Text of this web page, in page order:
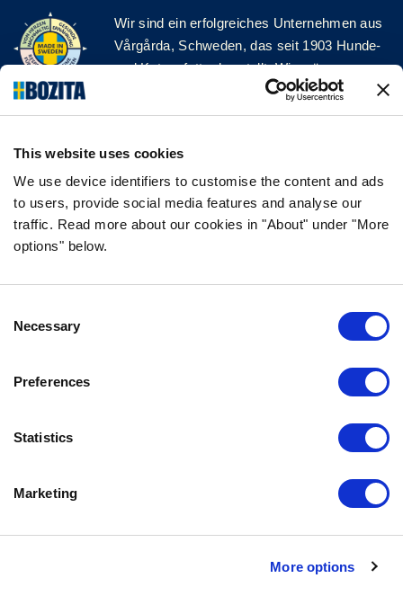
This website uses cookies
We use device identifiers to customise the content and ads
to users, provide social media features and analyse our
traffic. Read more about our cookies in "About" under "More
options" below.
Selection
Necessary
Preferences
Statistics
Marketing
More options
Wir sind ein erfolgreiches Unternehmen aus
Vårgårda, Schweden, das seit 1903 Hunde-
und Katzenfutter herstellt. Wir mögen es
natürlich und einfach. Wir stellen unser
Hunde- und Katzenfutter aus hochwertigen
FOLGE UNS AUF SOCIAL MEDIA
FAQ
KONTAKTIERE UNS
Bozita